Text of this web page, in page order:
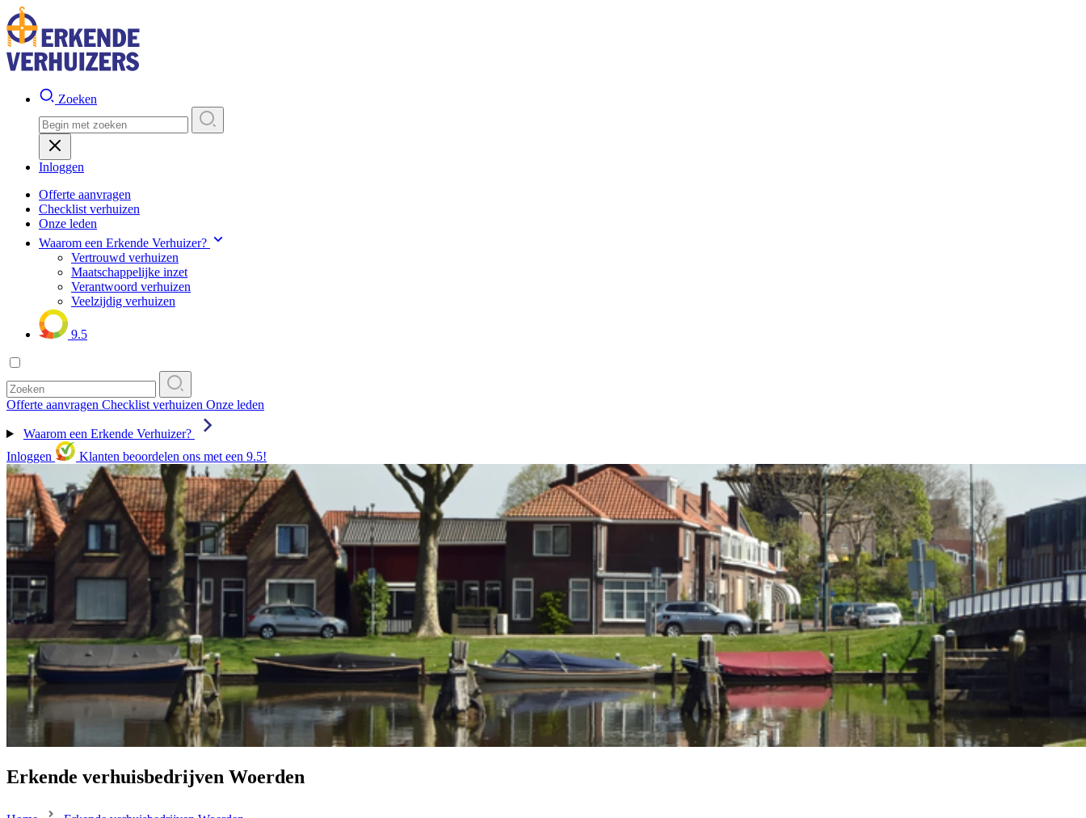
Zoeken
Inloggen
Offerte aanvragen
Checklist verhuizen
Onze leden
Waarom een Erkende Verhuizer?
Vertrouwd verhuizen
Maatschappelijke inzet
Verantwoord verhuizen
Veelzijdig verhuizen
9.5
Offerte aanvragen Checklist verhuizen Onze leden
Waarom een Erkende Verhuizer?
Inloggen
Klanten beoordelen ons met een 9.5!
Erkende verhuisbedrijven Woerden